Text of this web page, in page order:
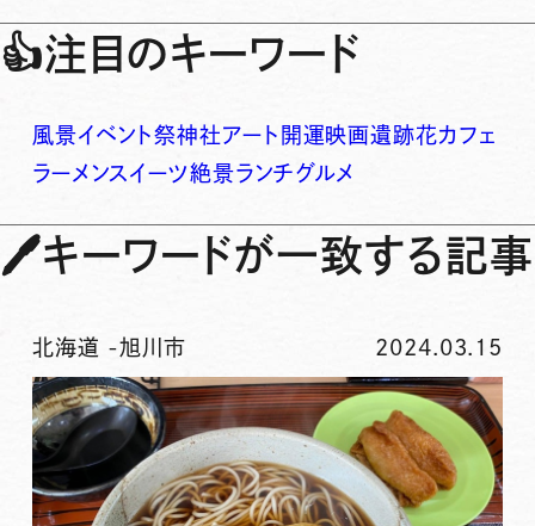
👍注目のキーワード
風景イベント祭神社アート 開運映画遺跡花カフェ
ラーメンスイーツ絶景ランチグルメ
🖊キーワードが一致する記事
北海道 -旭川市 2024.03.15